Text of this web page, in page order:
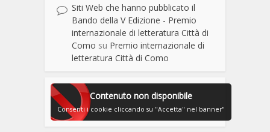
Siti Web che hanno pubblicato il
Bando della V Edizione - Premio
internazionale di letteratura Città di
Como su Premio internazionale di
letteratura Città di Como
Contenuto non disponibile
Consenti i cookie cliccando su "Accetta" nel banner"